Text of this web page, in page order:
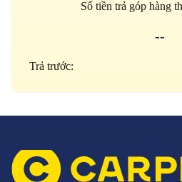
Số tiền trả góp hàng
--
Trả trước: